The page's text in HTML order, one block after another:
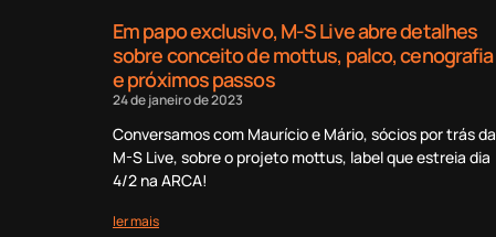
Em papo exclusivo, M-S Live abre detalhes
sobre conceito de mottus, palco, cenografia
e próximos passos
24 de janeiro de 2023
Conversamos com Maurício e Mário, sócios por trás da
M-S Live, sobre o projeto mottus, label que estreia dia
4/2 na ARCA!
ler mais